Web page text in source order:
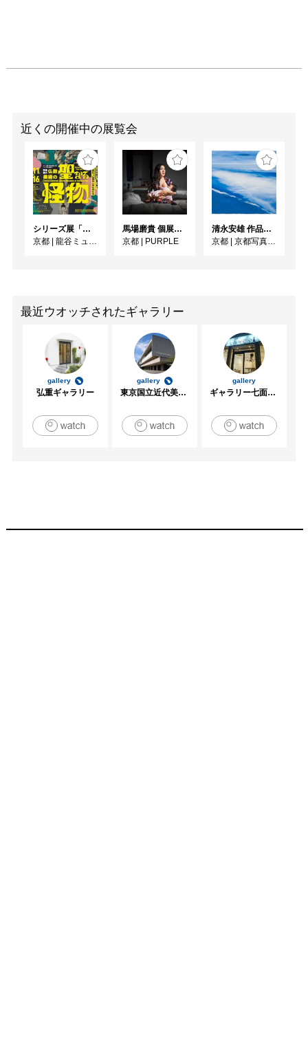
近くの開催中の展覧会
シリーズ展「仏教の思想と文化―インドから日本へ―」 特集展示：仏教美術の聖なる怪物
京都 | 龍谷ミュージアム
馬場磨貴 個展 「DONOR」
京都 | PURPLE
清永安雄 作品展「Sea」
京都 | 京都写真美術館 ギャラリー・ジャパネスク
最近ウオッチされたギャラリー
gallery
弘重ギャラリー
gallery
東京国立近代美術館
gallery
ギャラリー七面坂途中